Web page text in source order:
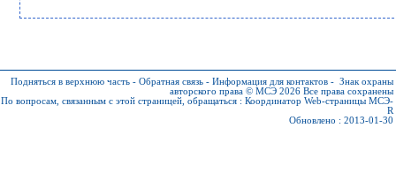
Подняться в верхнюю часть - Обратная связь - Информация для контактов - Знак охраны
авторского права © МСЭ 2026 Все права сохранены
По вопросам, связанным с этой страницей, обращаться : Координатор Web-страницы МСЭ-
R
Обновлено : 2013-01-30